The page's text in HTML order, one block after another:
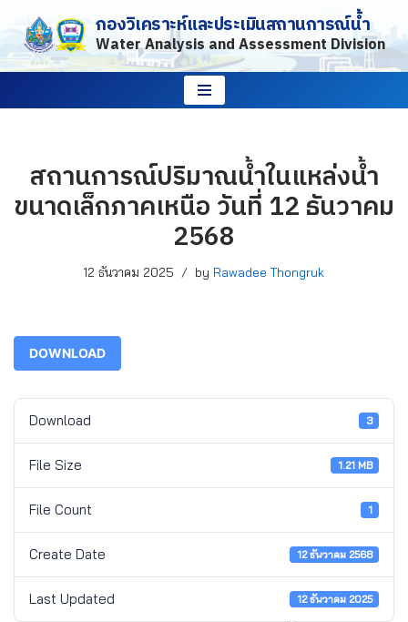
Skip
to
กองวิเคราะห์และประเมินสถานการณ์น้ำ
Water Analysis and Assessment Division
สถานการณ์ปริมาณน้ำในแหล่งน้ำ
ขนาดเล็กภาคเหนือ วันที่ 12 ธันวาคม
2568
12 ธันวาคม 2025 by Rawadee Thongruk
DOWNLOAD
Download 3
File Size 1.21 MB
File Count 1
Create Date 12 ธันวาคม 2568
Last Updated 12 ธันวาคม 2025